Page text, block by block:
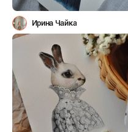
Ирина Чайка